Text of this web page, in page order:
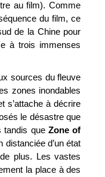
au film). Comme
du film, ce
de la Chine pour
à trois immenses
sources du fleuve
zones inondables
s’attache à décrire
le désastre que
tandis queZone of
distanciée d’un état
plus. Les vastes
la place à des